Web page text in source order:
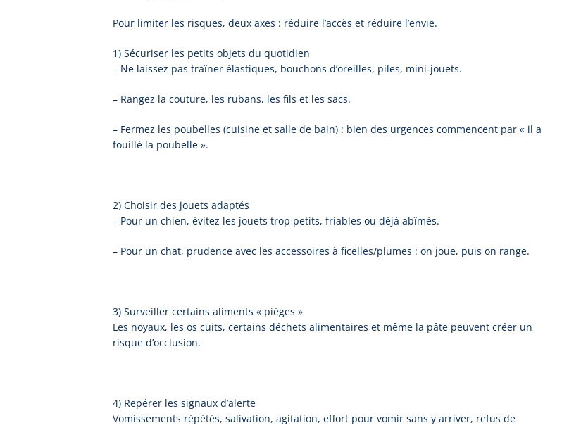
Pour limiter les risques, deux axes : réduire l’accès et réduire l’envie.
1) Sécuriser les petits objets du quotidien
– Ne laissez pas traîner élastiques, bouchons d’oreilles, piles, mini‑jouets.
– Rangez la couture, les rubans, les fils et les sacs.
– Fermez les poubelles (cuisine et salle de bain) : bien des urgences commencent par « il a
fouillé la poubelle ».
2) Choisir des jouets adaptés
– Pour un chien, évitez les jouets trop petits, friables ou déjà abîmés.
– Pour un chat, prudence avec les accessoires à ficelles/plumes : on joue, puis on range.
3) Surveiller certains aliments « pièges »
Les noyaux, les os cuits, certains déchets alimentaires et même la pâte peuvent créer un
risque d’occlusion.
4) Repérer les signaux d’alerte
Vomissements répétés, salivation, agitation, effort pour vomir sans y arriver, refus de